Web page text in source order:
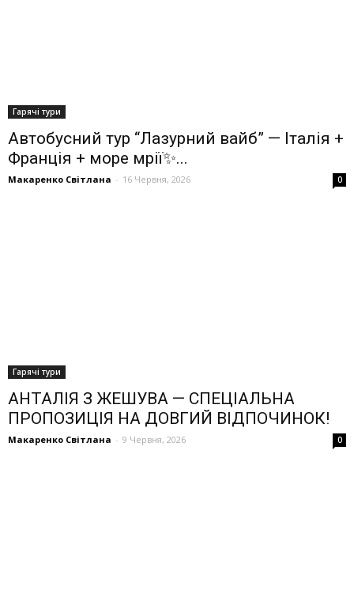
Гарячі тури
Автобусний тур “Лазурний вайб” — Італія +
Франція + море мрії✨...
Макаренко Світлана - 16 Червня, 2026 0
Гарячі тури
АНТАЛІЯ З ЖЕШУВА — СПЕЦІАЛЬНА
ПРОПОЗИЦІЯ НА ДОВГИЙ ВІДПОЧИНОК!
Макаренко Світлана - 9 Червня, 2026 0